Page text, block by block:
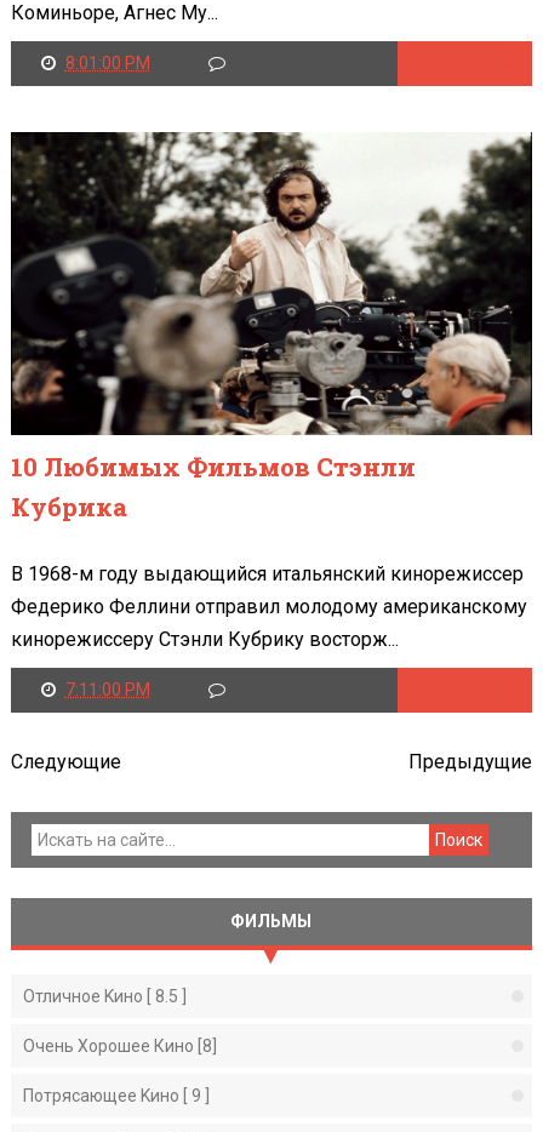
Коминьоре, Агнес Му...
8:01:00 PM
10 Любимых Фильмов Стэнли
Кубрика
В 1968-м году выдающийся итальянский кинорежиссер
Федерико Феллини отправил молодому американскому
кинорежиссеру Стэнли Кубрику восторж...
7:11:00 PM
Следующие Предыдущие
ФИЛЬМЫ
Отличное Kино [ 8.5 ]
Очень Хорошее Кино [8]
Потрясающее Kино [ 9 ]